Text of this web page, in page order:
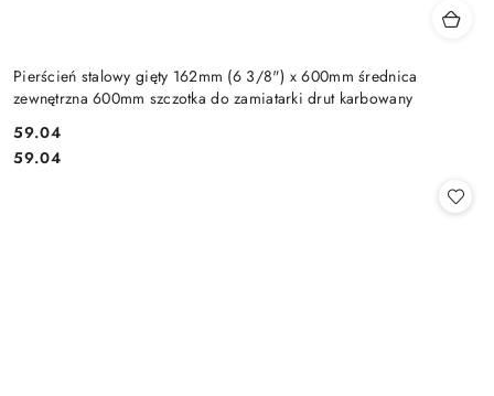
Pierścień stalowy gięty 162mm (6 3/8") x 600mm średnica
zewnętrzna 600mm szczotka do zamiatarki drut karbowany
Cena:
59.04
Cena:
59.04